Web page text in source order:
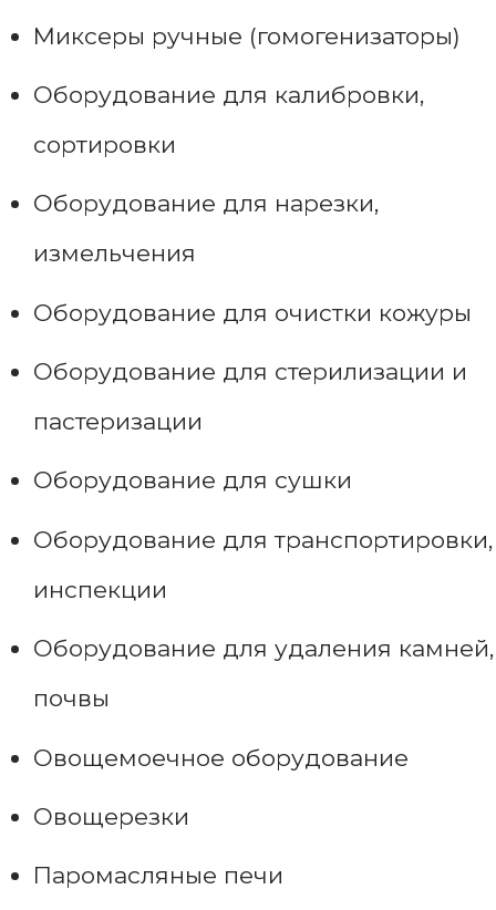
Миксеры ручные (гомогенизаторы)
Оборудование для калибровки,
сортировки
Оборудование для нарезки,
измельчения
Оборудование для очистки кожуры
Оборудование для стерилизации и
пастеризации
Оборудование для сушки
Оборудование для транспортировки,
инспекции
Оборудование для удаления камней,
почвы
Овощемоечное оборудование
Овощерезки
Паромасляные печи